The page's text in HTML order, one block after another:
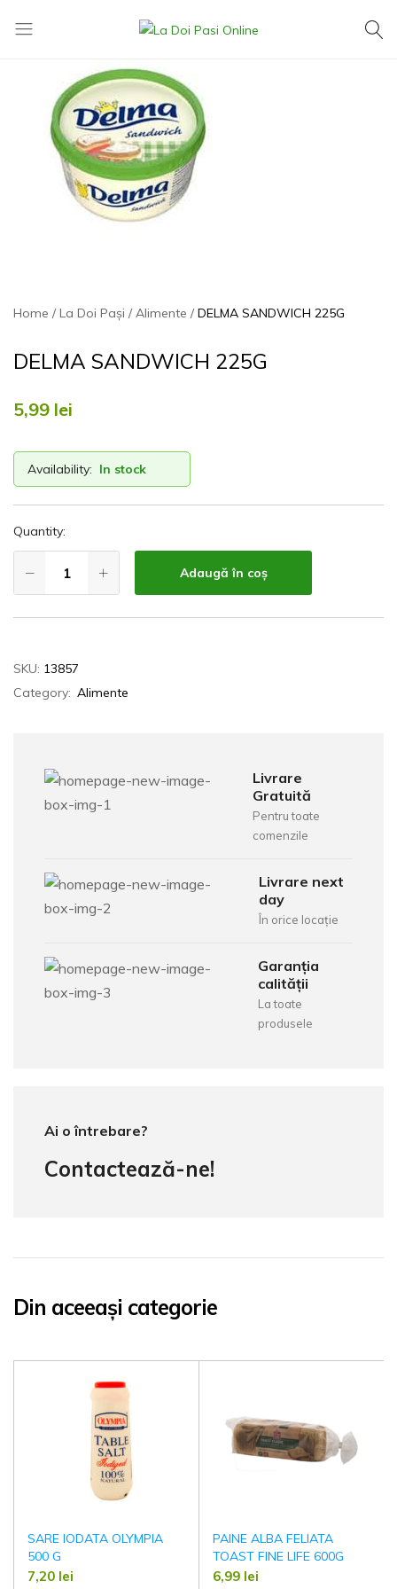
Doi
Pasi
Online
ce
îți
dorești,
la
cel
mai
mic
preț
Home La Doi Pași Alimente DELMA SANDWICH 225G
DELMA SANDWICH 225G
5,99 lei
Availability: In stock
Quantity:
Adaugă în coș
SKU: 13857
Category: Alimente
Livrare
Gratuită
Pentru toate
comenzile
Livrare next
day
În orice locație
Garanția
calității
La toate
produsele
Ai o întrebare?
Contactează-ne!
Din aceeași categorie
SARE IODATA OLYMPIA
500 G
7,20 lei
PAINE ALBA FELIATA
TOAST FINE LIFE 600G
6,99 lei